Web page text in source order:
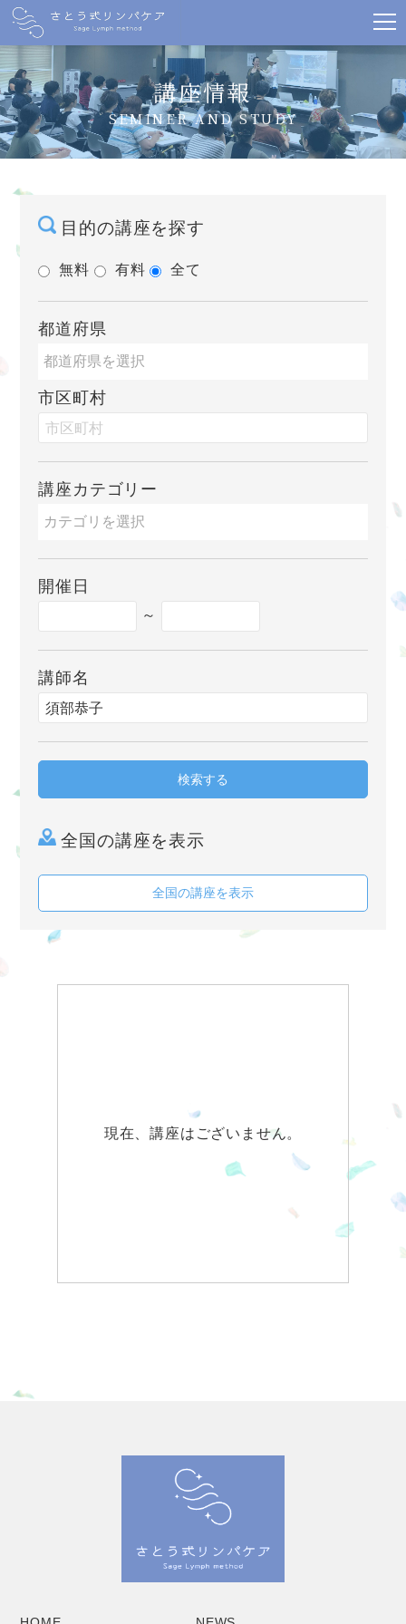
講座情報
SEMINER AND STUDY
目的の講座を探す
無料 有料 全て
都道府県
市区町村
講座カテゴリー
開催日
～
講師名
検索する
全国の講座を表示
全国の講座を表示
現在、講座はございません。